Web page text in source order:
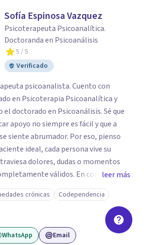
Sofía Espinosa Vazquez
Psicoterapeuta Psicoanalítica.
Doctoranda en Psicoanálisis
5 / 5
Verificado
psicoanalista. Cuento con
en Psicoterapia Psicoanalítica y
en Psicoanálisis. Sé que
apoyo no siempre es fácil y que a
siente abrumador. Por eso, pienso
ideal, cada persona vive su
dolores, dudas o momentos
válidos. En consulta, mi
un espacio humano y seguro, en el
para expresarte y sentir. Nos
ir recorriendo tu historia de vida,
de dónde viene aquello que hoy
origen, tus emociones y
leer más
crónicas
Codependencia
WhatsApp Email